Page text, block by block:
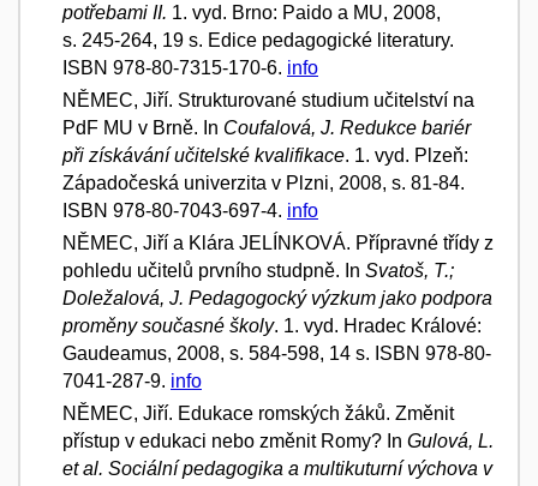
potřebami II. 1. vyd. Brno: Paido a MU, 2008,
s. 245-264, 19 s. Edice pedagogické literatury.
ISBN 978-80-7315-170-6. info
NĚMEC, Jiří. Strukturované studium učitelství na
PdF MU v Brně. In Coufalová, J. Redukce bariér
při získávání učitelské kvalifikace. 1. vyd. Plzeň:
Západočeská univerzita v Plzni, 2008, s. 81-84.
ISBN 978-80-7043-697-4. info
NĚMEC, Jiří a Klára JELÍNKOVÁ. Přípravné třídy z
pohledu učitelů prvního studpně. In Svatoš, T.;
Doležalová, J. Pedagogocký výzkum jako podpora
proměny současné školy. 1. vyd. Hradec Králové:
Gaudeamus, 2008, s. 584-598, 14 s. ISBN 978-80-
7041-287-9. info
NĚMEC, Jiří. Edukace romských žáků. Změnit
přístup v edukaci nebo změnit Romy? In Gulová, L.
et al. Sociální pedagogika a multikuturní výchova v